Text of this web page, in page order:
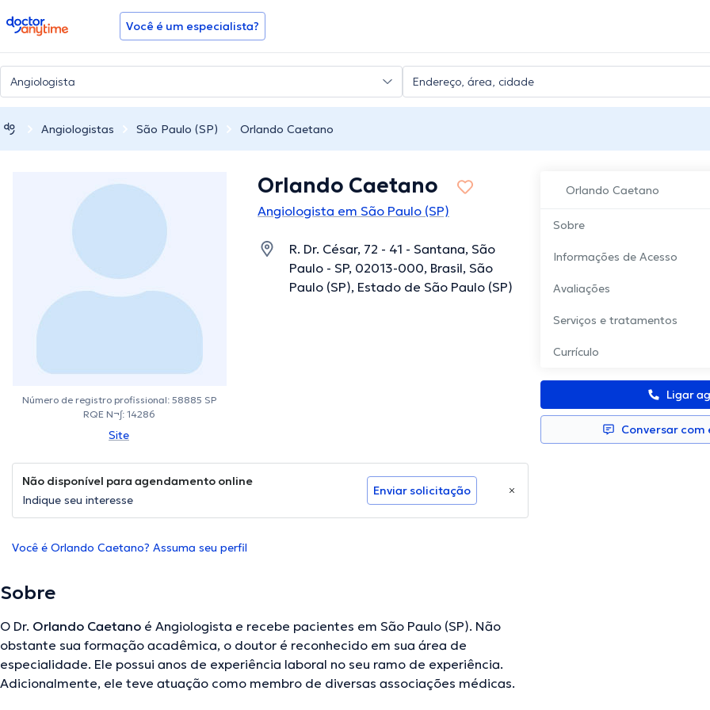
doctoranytime Você é um especialista?
Angiologistas São Paulo (SP) Orlando Caetano
Orlando Caetano
Sobre
Informações de Acesso
Avaliações
Serviços e tratamentos
Currículo
Ligar
Conversar com
Número de registro profissional: 58885 SP
RQE N¬∫: 14286
Site
Orlando Caetano
Angiologista em São Paulo (SP)
R. Dr. César, 72 - 41 - Santana, São
Paulo - SP, 02013-000, Brasil, São
Paulo (SP), Estado de São Paulo (SP)
Não disponível para agendamento online
Indique seu interesse
Enviar solicitação
Você é Orlando Caetano? Assuma seu perfil
Sobre
O Dr. Orlando Caetano é Angiologista e recebe pacientes em São Paulo (SP). Não
obstante sua formação acadêmica, o doutor é reconhecido em sua área de
especialidade. Ele possui anos de experiência laboral no seu ramo de experiência.
Adicionalmente, ele teve atuação como membro de diversas associações médicas.